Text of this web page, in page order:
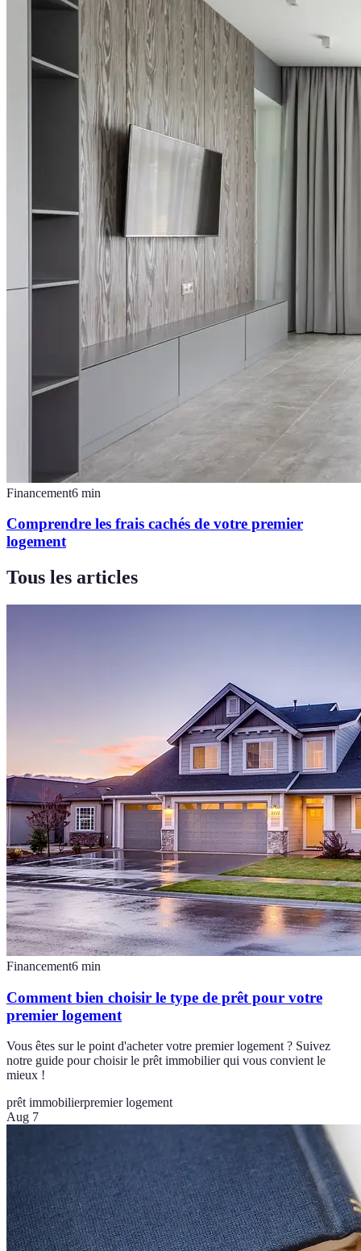
Financement6 min
Comprendre les frais cachés de votre premier
logement
Tous les articles
Financement6 min
Comment bien choisir le type de prêt pour votre
premier logement
Vous êtes sur le point d'acheter votre premier logement ? Suivez
notre guide pour choisir le prêt immobilier qui vous convient le
mieux !
prêt immobilierpremier logement
Aug 7